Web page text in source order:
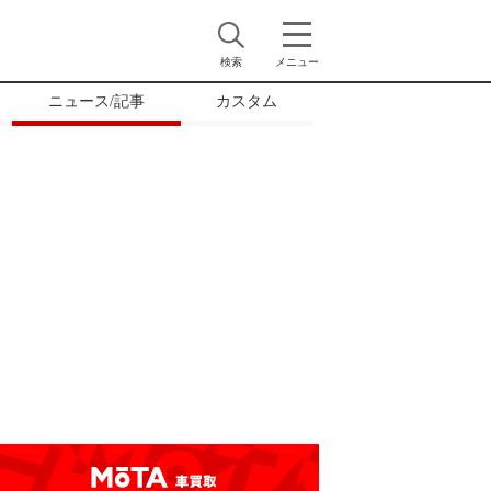
検索 メニュー
ニュース/記事 カスタム